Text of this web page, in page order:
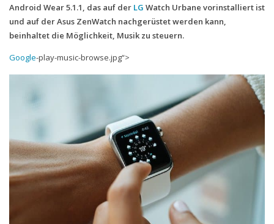
Smartphonetarife
Datentarife
o2
Datentarife
Flatrate-Prepaidtarife
Mobilfunk-Vergleichsrechner
Mobilfunk-Tarifrechner
Flatrate-Datentarife
Android Wear 5.1.1, das auf der LG Watch Urbane vorinstalliert ist
und auf der Asus ZenWatch nachgerüstet werden kann,
beinhaltet die Möglichkeit, Musik zu steuern.
Google-play-music-browse.jpg“>